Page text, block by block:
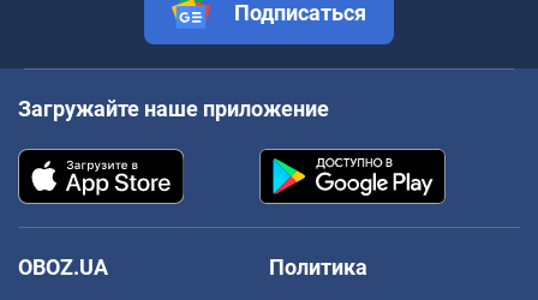
Подписаться
Загружайте наше приложение
OBOZ.UA
Политика